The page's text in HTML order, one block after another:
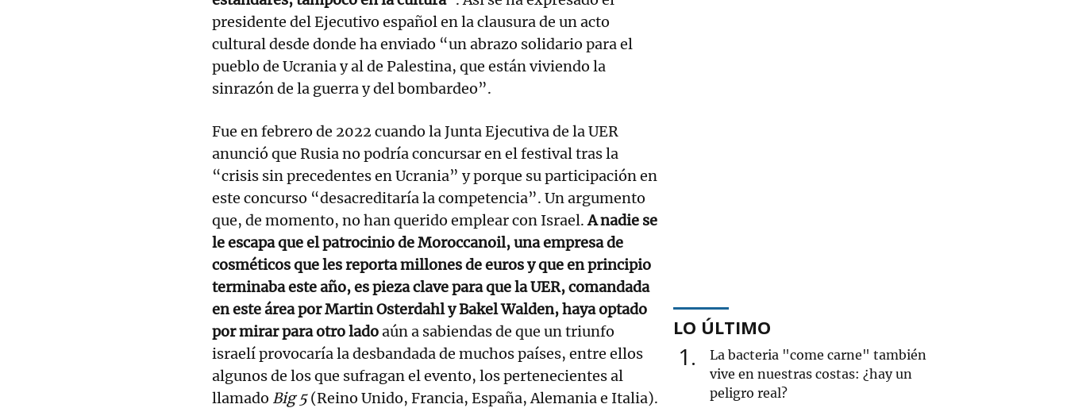
presidente del Ejecutivo español en la clausura de un acto
cultural desde donde ha enviado “un abrazo solidario para el
pueblo de Ucrania y al de Palestina, que están viviendo la
sinrazón de la guerra y del bombardeo”.
Fue en febrero de 2022 cuando la Junta Ejecutiva de la UER
anunció que Rusia no podría concursar en el festival tras la
“crisis sin precedentes en Ucrania” y porque su participación en
este concurso “desacreditaría la competencia”. Un argumento
que, de momento, no han querido emplear con Israel.A nadie se
le escapa que el patrocinio de Moroccanoil, una empresa de
cosméticos que les reporta millones de euros y que en principio
terminaba este año, es pieza clave para que la UER, comandada
en este área por Martin Osterdahl y Bakel Walden, haya optado
por mirar para otro ladoaún a sabiendas de que un triunfo
israelí provocaría la desbandada de muchos países, entre ellos
algunos de los que sufragan el evento, los pertenecientes al
llamado Big 5(Reino Unido, Francia, España, Alemania e Italia).
LO ÚLTIMO
1
La bacteria "come carne" también
vive en nuestras costas: ¿hay un
peligro real?